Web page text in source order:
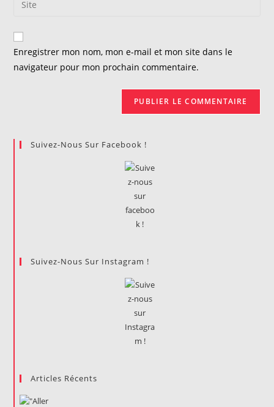
address
comment
de
votre
(facultatif)
Enregistrer mon nom, mon e-mail et mon site dans le
navigateur pour mon prochain commentaire.
Suivez-Nous Sur Facebook !
Suivez-Nous Sur Instagram !
Articles Récents